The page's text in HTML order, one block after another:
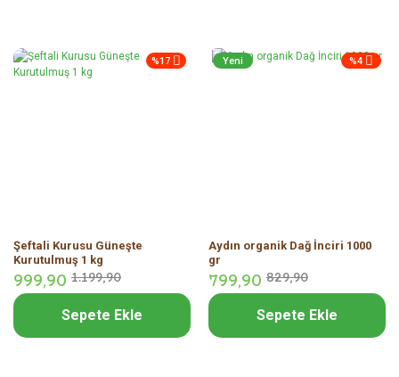
%17
Şeftali Kurusu Güneşte
Kurutulmuş 1 kg
999,90 1.199,90
Sepete Ekle
%4
Yeni
Aydın organik Dağ İnciri 1000
gr
799,90 829,90
Sepete Ekle